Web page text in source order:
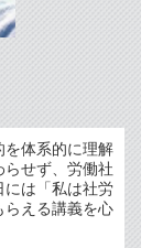
を体系的に理解
せず、労働社
には「私は社労
らえる講義を心